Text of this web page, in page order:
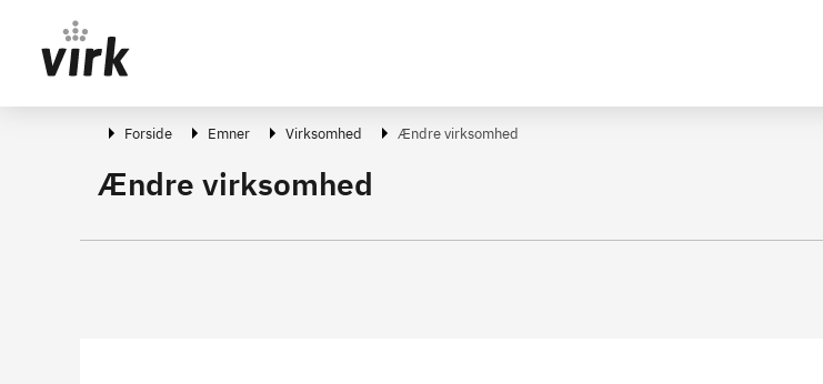
Forside Emner Virksomhed Ændre virksomhed
Ændre virksomhed